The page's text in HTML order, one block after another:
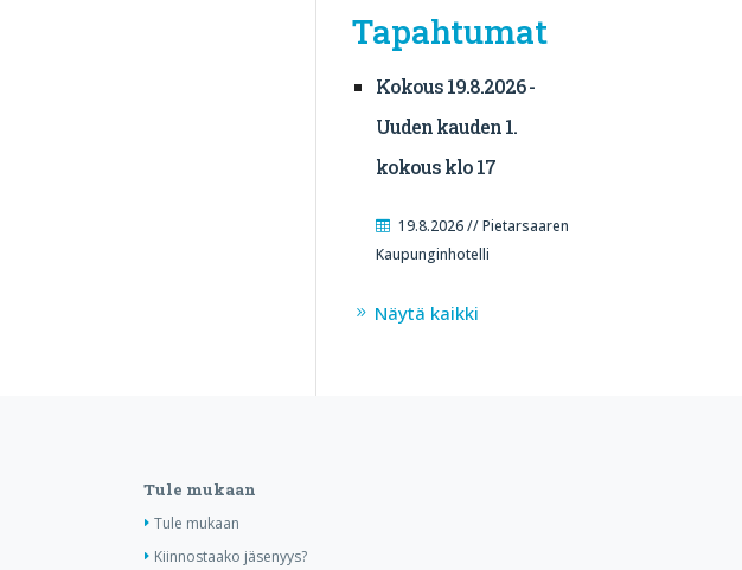
Tapahtumat
Kokous 19.8.2026 -
Uuden kauden 1.
kokous klo 17
19.8.2026 // Pietarsaaren
Kaupunginhotelli
Näytä kaikki
Tule mukaan
Tule mukaan
Kiinnostaako jäsenyys?